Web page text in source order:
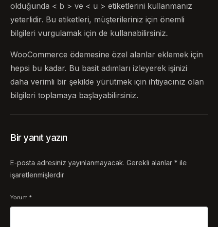
olduğunda < b > ve < u > etiketlerini kullanmanız
yeterlidir. Bu etiketleri, müşterileriniz için önemli
bilgileri vurgulamak için de kullanabilirsiniz.
WooCommerce ödemesine özel alanlar eklemek için
hepsi bu kadar. Bu basit adımları izleyerek işinizi
daha verimli bir şekilde yürütmek için ihtiyacınız olan
bilgileri toplamaya başlayabilirsiniz.
Bir yanıt yazın
E-posta adresiniz yayınlanmayacak. Gerekli alanlar* ile
işaretlenmişlerdir
Yorum*